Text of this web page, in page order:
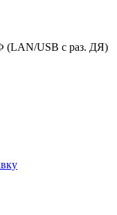
(LAN/USB с раз. ДЯ)